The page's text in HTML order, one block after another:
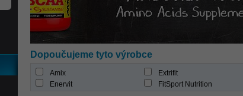
Dopoučujeme tyto výrobce
Amix
Enervit
Extrifit
FitSport Nutrition